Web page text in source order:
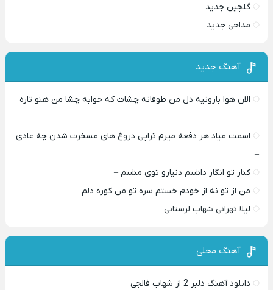
گلچین جدید
مداحی جدید
آهنگ جدید
الان هوا بارونیه دل من طوفانه چشات که خوابه چشا من هنو تاره
–
اسمت میاد هر دفعه میرم تراپی دروغ‌ های مسخرت شدن چه عادی
–
کنار تو انگار داشتم دنیارو توی مشتم –
من از تو نه از خودم خستم سره تو من کوره دلم –
لیلا تهرانی شهاب لرستانی
آهنگ محلی
دانلود آهنگ دلبر 2 از شهاب فالجی